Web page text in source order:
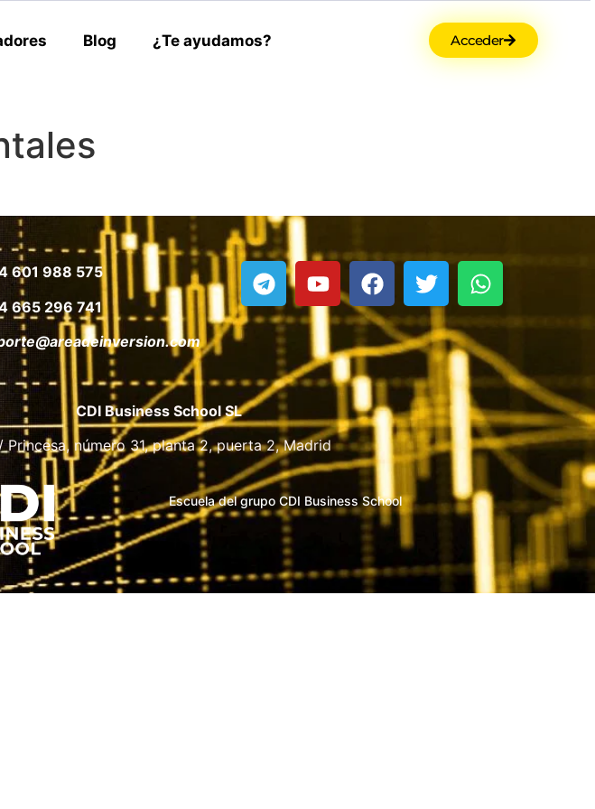
Blog ¿Te ayudamos? Acceder
601 988 575
665 296 741
CDI Business School SL
Princesa, número 31, planta 2, puerta 2, Madrid
Escuela del grupo CDI Business School